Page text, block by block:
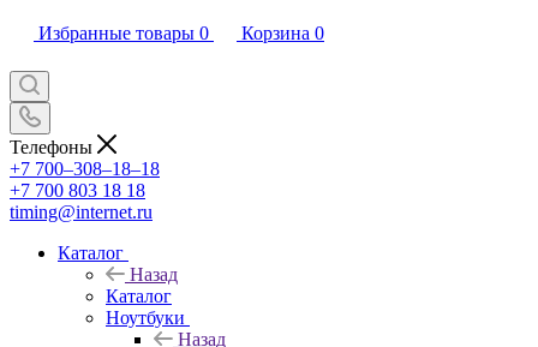
Избранные товары 0 Корзина 0
Телефоны
+7 700‒308‒18‒18
+7 700 803 18 18
timing@internet.ru
Каталог
Назад
Каталог
Ноутбуки
Назад